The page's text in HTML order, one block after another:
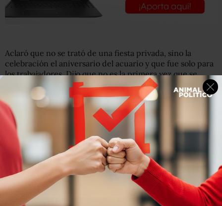
Aclaró que no se trató de una fiesta privada, sino la
celebración el aniversario del acuario y que fue solo para
los trabajadores. Dijo que no es la primera vez que se
realiza un evento así, pues en años anteriores también se
han realizado estos festejos.
En los videos y fotografías difundidas en redes sociales se
ven mesas, sillas, luces de neón que iluminan los techos,
música y uso de cámaras fotográficas.
El biólogo explicó que los muros de concreto y los
paneles de acrílico evitan que el ruido exterior pase a las
especies.